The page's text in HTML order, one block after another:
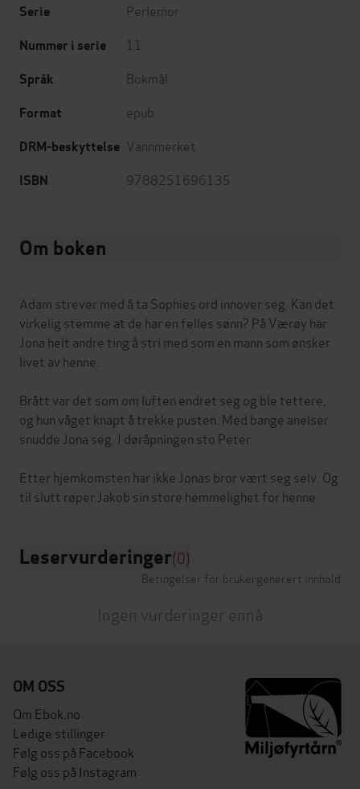
Serie Perlemor
Nummer i serie 11
Språk Bokmål
Format epub
DRM-beskyttelse Vannmerket
ISBN 9788251696135
Om boken
Adam strever med å ta Sophies ord innover seg. Kan det
virkelig stemme at de har en felles sønn? På Værøy har
Jona helt andre ting å stri med som en mann som ønsker
livet av henne.
Brått var det som om luften endret seg og ble tettere,
og hun våget knapt å trekke pusten. Med bange anelser
snudde Jona seg. I døråpningen sto Peter
Etter hjemkomsten har ikke Jonas bror vært seg selv. Og
Leservurderinger(0)
Betingelser for brukergenerert innhold
Ingen vurderinger ennå
OM OSS
Om Ebok.no
Ledige stillinger
Følg oss på Facebook
Følg oss på Instagram